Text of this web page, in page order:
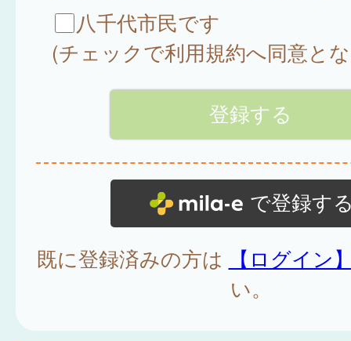
八千代市民です
(チェックで利用規約へ同意と
で登録す
既に登録済みの方は
【ログイン
い。